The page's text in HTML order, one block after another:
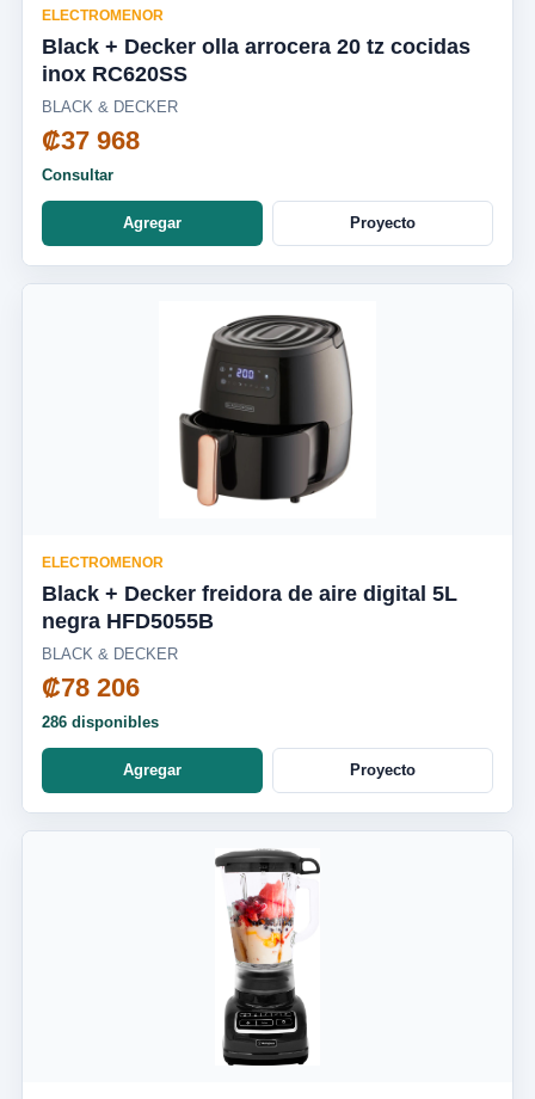
ELECTROMENOR
Black + Decker olla arrocera 20 tz cocidas
inox RC620SS
BLACK & DECKER
₡37 968
Consultar
Agregar Proyecto
ELECTROMENOR
Black + Decker freidora de aire digital 5L
negra HFD5055B
BLACK & DECKER
₡78 206
286 disponibles
Agregar Proyecto